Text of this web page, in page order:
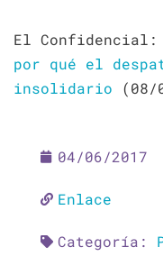
El Confidencial:
por qué el
insolidario (08/
04/06/2017
Enlace
Categoría: